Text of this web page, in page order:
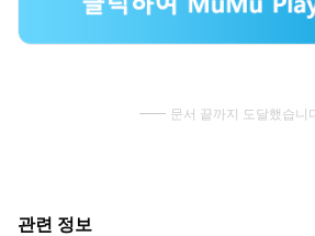
문서 끝까지 도달했습니
관련 정보